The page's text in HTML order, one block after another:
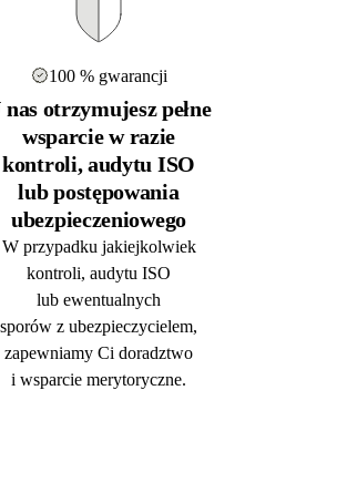
100 % gwarancji
nas otrzymujesz pełne
wsparcie w razie
kontroli, audytu ISO
lub postępowania
ubezpieczeniowego
W przypadku jakiejkolwiek
kontroli, audytu ISO
lub ewentualnych
sporów z ubezpieczycielem,
zapewniamy Ci doradztwo
i wsparcie merytoryczne.